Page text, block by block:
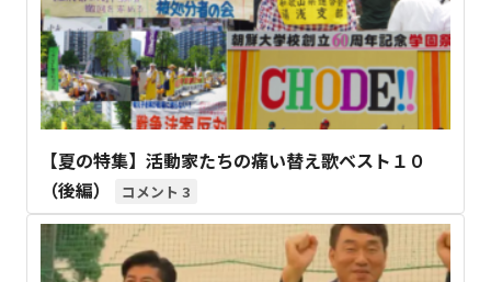
【夏の特集】活動家たちの痛い替え歌ベスト１０
（後編）
3